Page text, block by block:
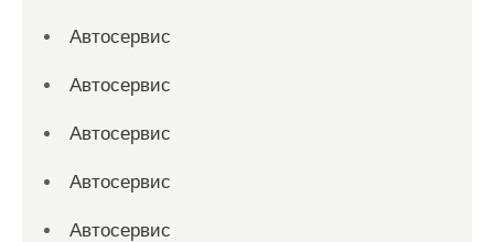
Автосервис
Автосервис
Автосервис
Автосервис
Автосервис